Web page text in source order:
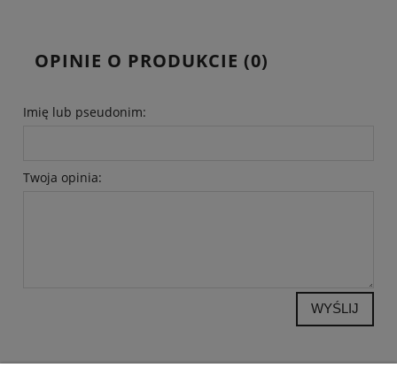
OPINIE O PRODUKCIE (0)
Imię lub pseudonim:
Twoja opinia:
WYŚLIJ